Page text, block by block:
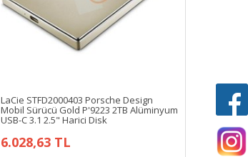
LaCie STFD2000403 Porsche Design
Mobil Sürücü Gold P'9223 2TB Alüminyum
USB-C 3.1 2.5" Harici Disk
6.028,63 TL